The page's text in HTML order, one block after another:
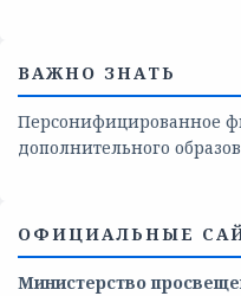
ВАЖНО ЗНАТЬ
Персонифицированное
дополнительного
ОФИЦИАЛЬНЫЕ
Министерство